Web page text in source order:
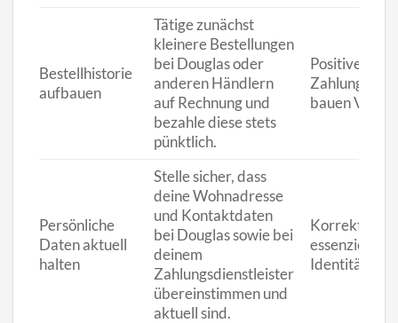
Bestellhistorie
aufbauen
Tätige zunächst
kleinere Bestellungen
bei Douglas oder
anderen Händlern
auf Rechnung und
bezahle diese stets
pünktlich.
Positive
bauen
Persönliche
Daten aktuell
halten
Stelle sicher, dass
deine Wohnadresse
und Kontaktdaten
bei Douglas sowie bei
deinem
Zahlungsdienstleister
übereinstimmen und
aktuell sind.
Korrekte
essenziell für